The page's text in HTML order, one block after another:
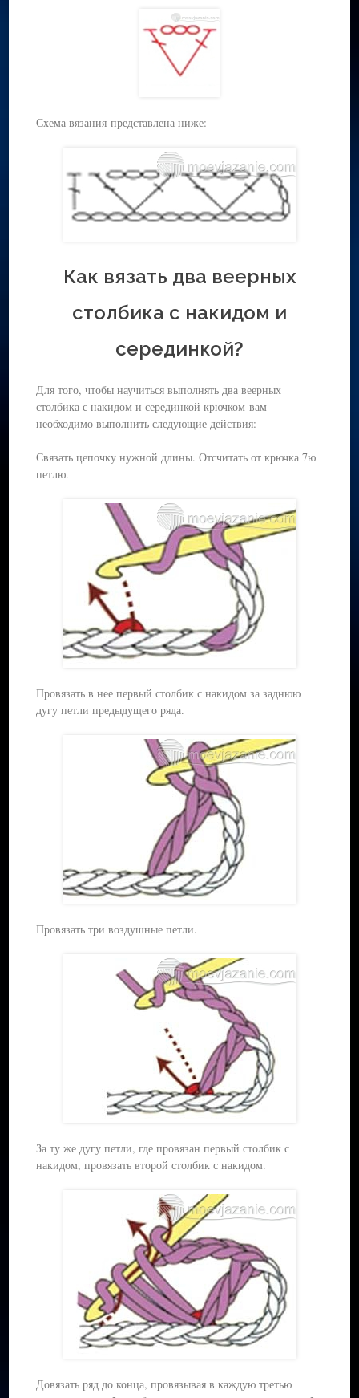
Схема вязания представлена ниже:
Как вязать два веерных
столбика с накидом и
серединкой?
Для того, чтобы научиться выполнять два веерных
столбика с накидом и серединкой крючком вам
необходимо выполнить следующие действия:
Связать цепочку нужной длины. Отсчитать от крючка 7ю
петлю.
Провязать в нее первый столбик с накидом за заднюю
дугу петли предыдущего ряда.
Провязать три воздушные петли.
За ту же дугу петли, где провязан первый столбик с
накидом, провязать второй столбик с накидом.
Довязать ряд до конца, провязывая в каждую третью